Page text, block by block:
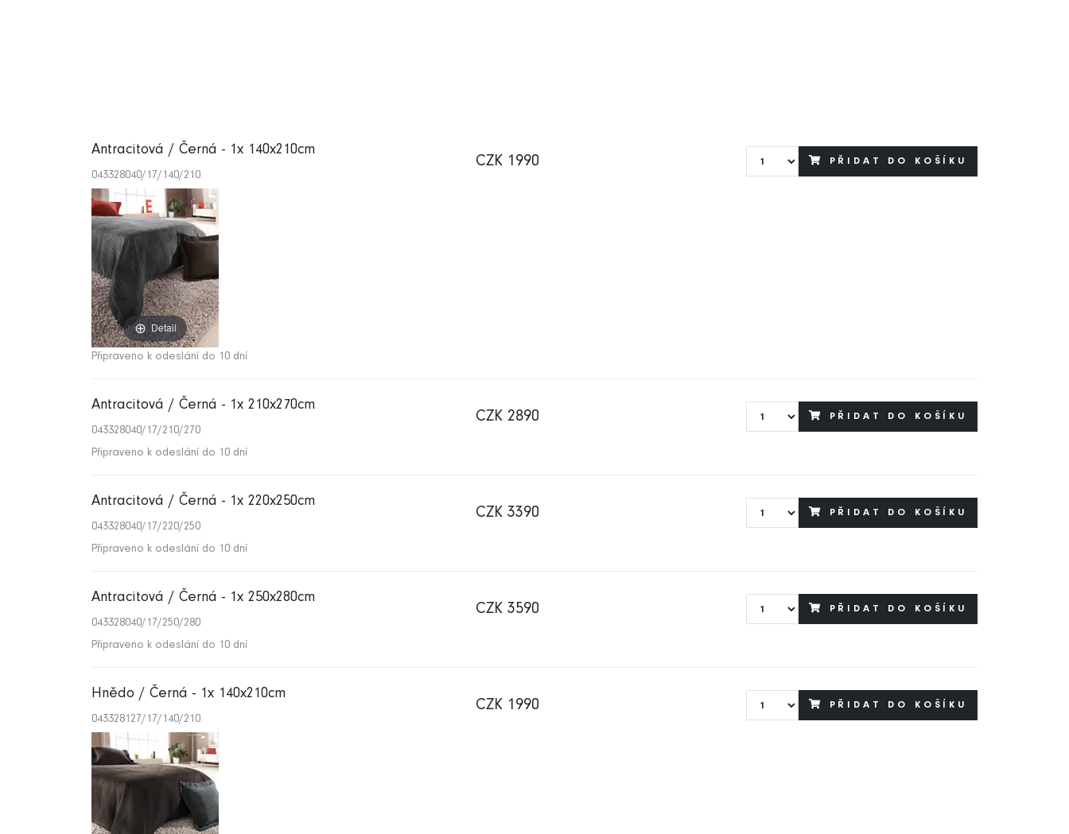
Antracitová / Černá - 1x 140x210cm
043328040/17/140/210
CZK 1990 PŘIDAT DO KOŠÍKU
Detail
Připraveno k odeslání do 10 dní
Antracitová / Černá - 1x 210x270cm
043328040/17/210/270
CZK 2890 PŘIDAT DO KOŠÍKU
Připraveno k odeslání do 10 dní
Antracitová / Černá - 1x 220x250cm
043328040/17/220/250
CZK 3390 PŘIDAT DO KOŠÍKU
Připraveno k odeslání do 10 dní
Antracitová / Černá - 1x 250x280cm
043328040/17/250/280
CZK 3590 PŘIDAT DO KOŠÍKU
Připraveno k odeslání do 10 dní
Hnědo / Černá - 1x 140x210cm
043328127/17/140/210
CZK 1990 PŘIDAT DO KOŠÍKU